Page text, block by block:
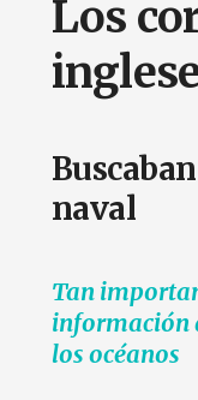
Los
B
naval
Tan
información
los océanos